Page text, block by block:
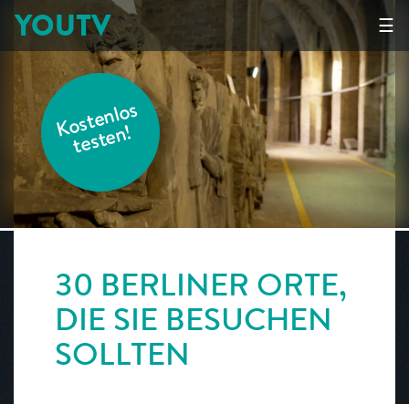
☰
YOUTV
K
o
s
t
e
nl
o
s
t
e
s
t
e
n!
30 BERLINER ORTE,
DIE SIE BESUCHEN
SOLLTEN